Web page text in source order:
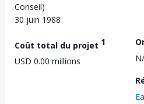
Conseil)
30 juin 1988
Coût total du projet 1
USD 0.00 millions